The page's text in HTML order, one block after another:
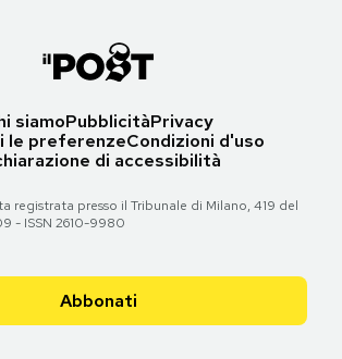
siamoPubblicitàPrivacy
le preferenzeCondizioni d'uso
di accessibilità
registrata presso il Tribunale di Milano, 419 del
- ISSN 2610-9980
Abbonati